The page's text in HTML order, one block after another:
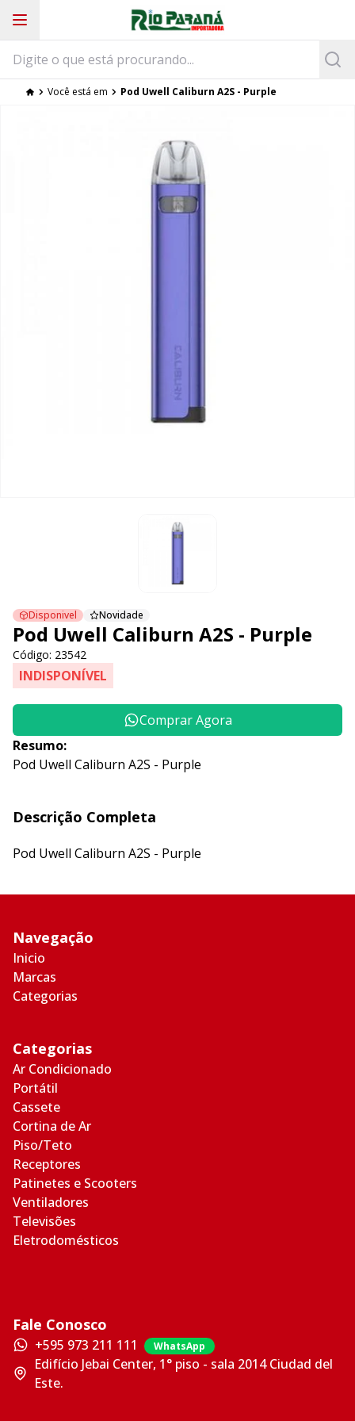
Você está em Pod Uwell Caliburn A2S - Purple
Disponivel Novidade
Pod Uwell Caliburn A2S - Purple
Código: 23542
INDISPONÍVEL
Comprar Agora
Resumo:
Pod Uwell Caliburn A2S - Purple
Descrição Completa
Pod Uwell Caliburn A2S - Purple
Navegação
Inicio
Marcas
Categorias
Categorias
Ar Condicionado
Portátil
Cassete
Cortina de Ar
Piso/Teto
Receptores
Patinetes e Scooters
Ventiladores
Televisões
Eletrodomésticos
Fale Conosco
+595 973 211 111 WhatsApp
Edifício Jebai Center, 1° piso - sala 2014 Ciudad del
Este.